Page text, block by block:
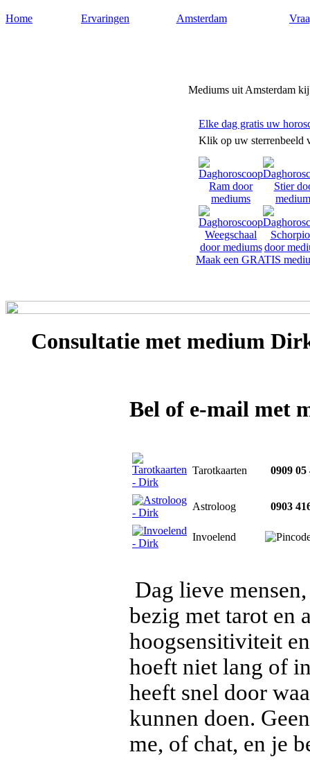
Home Ervaringen Amsterdam
Mediums uit Amsterdam
Elke dag gratis uw
Klik op uw sterrenbeeld
Maak een GRATIS
Consultatie met medium
Bel of e-mail met
Tarotkaarten 0909 05
Astroloog 0903
Invoelend
Dag lieve
bezig met tarot en
hoogsensitiviteit
hoeft niet lang of
heeft snel door
kunnen doen.
me, of chat, en je